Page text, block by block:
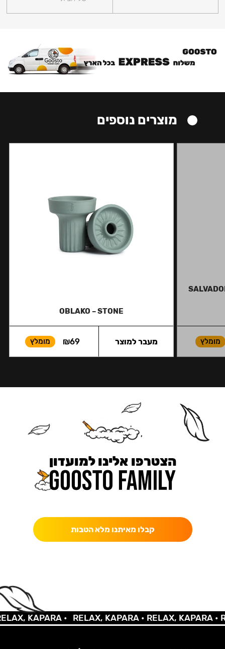
מוצרים נוספים
מומלץ
OBLAKO – STONE
₪69 מומלץ מעבר למוצר
הצטרפו אלינו למועדון
קבלו מאיתנו מלא הטבות
KAPARA • RELAX, KAPARA •RELAX, KAPARA •